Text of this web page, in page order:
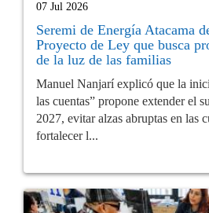
07 Jul 2026
Seremi de Energía Atacama
Proyecto de Ley que busca
de la luz de las familias
Manuel Nanjarí explicó que la
las cuentas” propone extender el
2027, evitar alzas abruptas en las
fortalecer l...